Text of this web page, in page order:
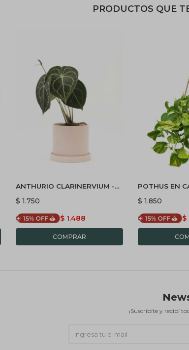
PRODUCTOS QUE
ANTHURIO CLARINERVIUM -
CON MACETA CERAMICA Y
PLATO ROSA
$ 1.750
$ 1.488
POTHUS EN
COLGANTE
$ 1.850
$
¡Suscribite y recibí